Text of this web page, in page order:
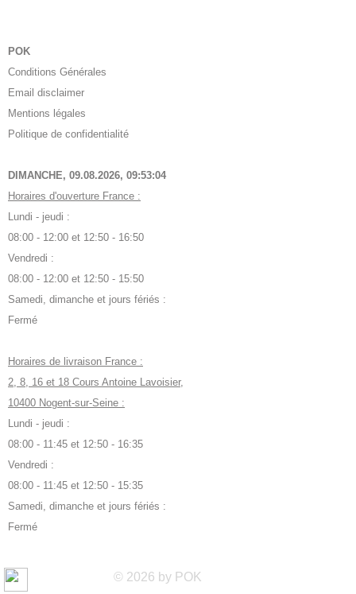
POK
Conditions Générales
Email disclaimer
Mentions légales
Politique de confidentialité
DIMANCHE, 09.08.2026, 09:53:05
Horaires d'ouverture France :
Lundi - jeudi :
08:00 - 12:00 et 12:50 - 16:50
Vendredi :
08:00 - 12:00 et 12:50 - 15:50
Samedi, dimanche et jours fériés :
Fermé
Horaires de livraison France :
2, 8, 16 et 18 Cours Antoine Lavoisier,
10400 Nogent-sur-Seine :
Lundi - jeudi :
08:00 - 11:45 et 12:50 - 16:35
Vendredi :
08:00 - 11:45 et 12:50 - 15:35
Samedi, dimanche et jours fériés :
Fermé
© 2026 by POK